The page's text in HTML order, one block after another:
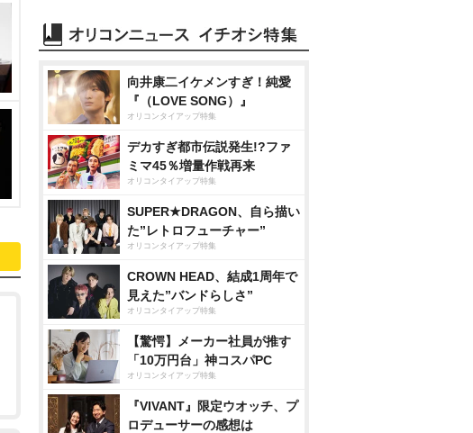
向井康二イケメンすぎ！純愛
『（LOVE SONG）』
オリコンタイアップ特集
デカすぎ都市伝説発生!?ファ
ミマ45％増量作戦再来
オリコンタイアップ特集
SUPER★DRAGON、自ら描い
た”レトロフューチャー”
オリコンタイアップ特集
CROWN HEAD、結成1周年で
見えた”バンドらしさ”
オリコンタイアップ特集
【驚愕】メーカー社員が推す
「10万円台」神コスパPC
オリコンタイアップ特集
『VIVANT』限定ウオッチ、プ
ロデューサーの感想は